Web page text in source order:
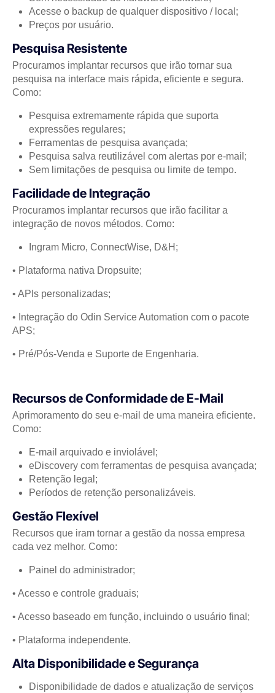
Acesse o backup de qualquer dispositivo / local;
Preços por usuário.
Pesquisa Resistente
Procuramos implantar recursos que irão tornar sua
pesquisa na interface mais rápida, eficiente e segura.
Como:
Pesquisa extremamente rápida que suporta
expressões regulares;
Ferramentas de pesquisa avançada;
Pesquisa salva reutilizável com alertas por e-mail;
Sem limitações de pesquisa ou limite de tempo.
Facilidade de Integração
Procuramos implantar recursos que irão facilitar a
integração de novos métodos. Como:
Ingram Micro, ConnectWise, D&H;
• Plataforma nativa Dropsuite;
• APIs personalizadas;
• Integração do Odin Service Automation com o pacote
APS;
• Pré/Pós-Venda e Suporte de Engenharia.
Recursos de Conformidade de E-Mail
Aprimoramento do seu e-mail de uma maneira eficiente.
Como:
E-mail arquivado e inviolável;
eDiscovery com ferramentas de pesquisa avançada;
Retenção legal;
Períodos de retenção personalizáveis.
Gestão Flexível
Recursos que iram tornar a gestão da nossa empresa
cada vez melhor. Como:
Painel do administrador;
• Acesso e controle graduais;
• Acesso baseado em função, incluindo o usuário final;
• Plataforma independente.
Alta Disponibilidade e Segurança
Disponibilidade de dados e atualização de serviços